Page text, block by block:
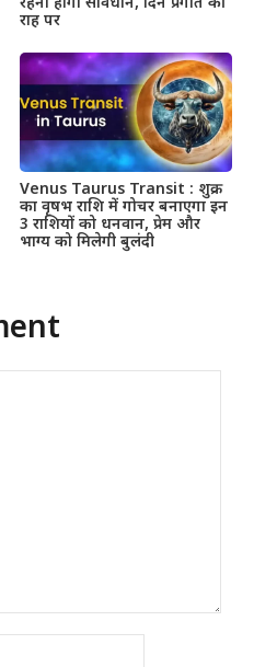
राह पर
Venus Taurus Transit : शुक्र
का वृषभ राशि में गोचर बनाएगा इन
3 राशियों को धनवान, प्रेम और
भाग्य को मिलेगी बुलंदी